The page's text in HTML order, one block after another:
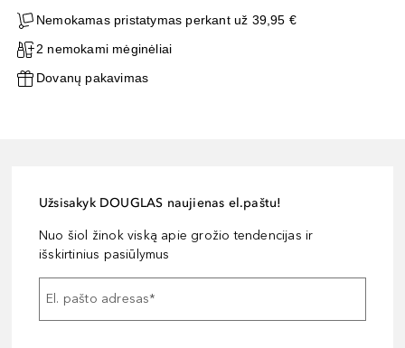
Nemokamas pristatymas perkant už 39,95 €
2 nemokami mėginėliai
Dovanų pakavimas
Užsisakyk DOUGLAS naujienas el.paštu!
Nuo šiol žinok viską apie grožio tendencijas ir
išskirtinius pasiūlymus
El. pašto adresas*